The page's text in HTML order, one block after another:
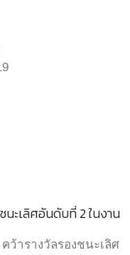
ะเลิศอันดับที่ 2 ในงาน
ว้ารางวัลรองชนะเลิศ